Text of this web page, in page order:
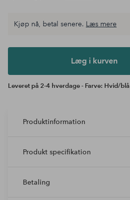
Læg i
Kjøp nå, betal senere. Læs mere
Læg i kurven
Leveret på 2-4 hverdage - Farve: Hvid/blå
Produktinformation
Produkt specifikation
Betaling